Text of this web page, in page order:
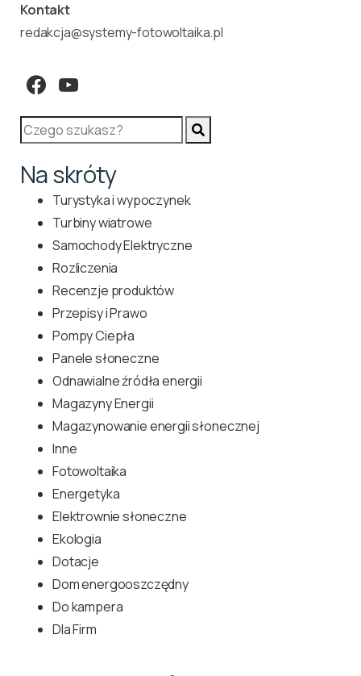
Kontakt
redakcja@systemy-fotowoltaika.pl
Na skróty
Turystyka i wypoczynek
Turbiny wiatrowe
Samochody Elektryczne
Rozliczenia
Recenzje produktów
Przepisy i Prawo
Pompy Ciepła
Panele słoneczne
Odnawialne źródła energii
Magazyny Energii
Magazynowanie energii słonecznej
Inne
Fotowoltaika
Energetyka
Elektrownie słoneczne
Ekologia
Dotacje
Dom energooszczędny
Do kampera
Dla Firm